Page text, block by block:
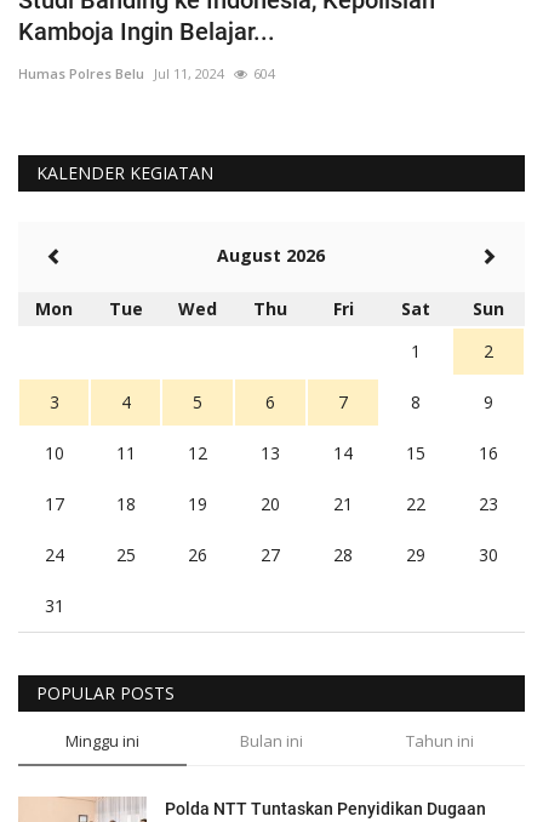
Kamboja Ingin Belajar...
Humas Polres Belu Jul 11, 2024 604
KALENDER KEGIATAN
August 2026
Mon Tue Wed Thu Fri Sat
Sun
1
2
3 4 5 6 7 8 9
10 11 12 13 14 15 16
17 18 19 20 21 22 23
24 25 26 27 28 29 30
31
POPULAR POSTS
Minggu ini Bulan ini Tahun ini
Polda NTT Tuntaskan Penyidikan Dugaan